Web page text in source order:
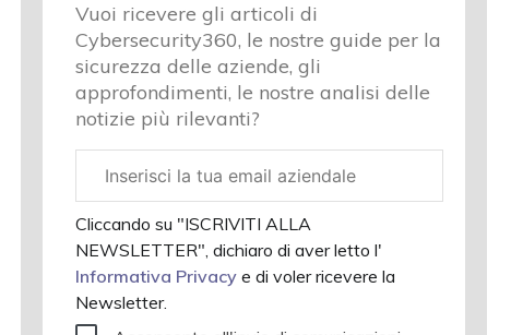
Chi
siamo
Vuoi ricevere gli articoli di
Cybersecurity360, le nostre guide per la
sicurezza delle aziende, gli
approfondimenti, le nostre analisi delle
notizie più rilevanti?
aziendale
Cliccando su "ISCRIVITI ALLA
NEWSLETTER", dichiaro di aver letto l'
Informativa Privacye di voler ricevere la
Newsletter.